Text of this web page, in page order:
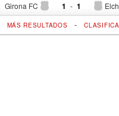
Girona FC 1 - 1
MÁS RESULTADOS -